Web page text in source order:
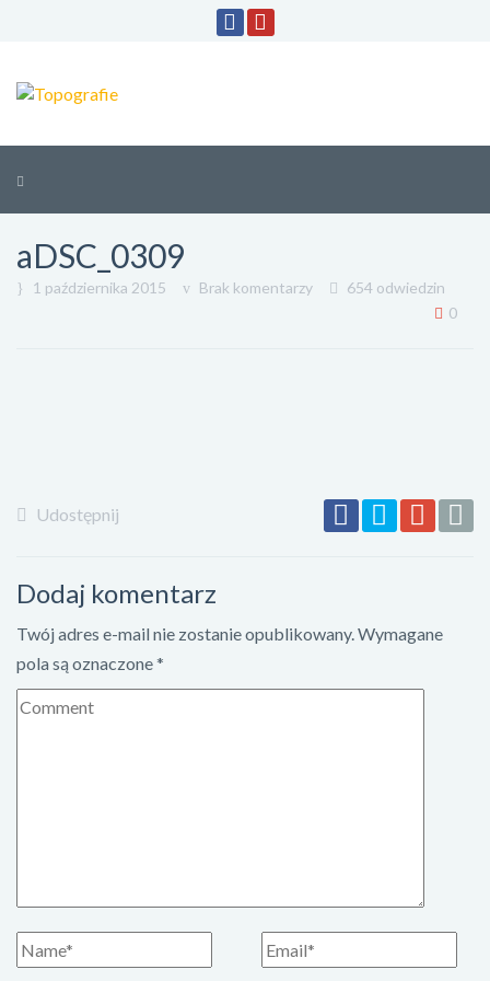
aDSC_0309
1 października 2015 Brak komentarzy
654 odwiedzin
0
Udostępnij
Dodaj komentarz
Twój adres e-mail nie zostanie opublikowany.Wymagane
pola są oznaczone*
K
r
z
m
E
m